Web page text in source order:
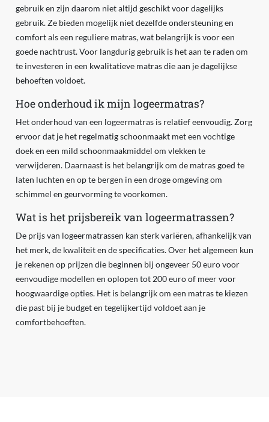
gebruik en zijn daarom niet altijd geschikt voor dagelijks
gebruik. Ze bieden mogelijk niet dezelfde ondersteuning en
comfort als een reguliere matras, wat belangrijk is voor een
goede nachtrust. Voor langdurig gebruik is het aan te raden om
te investeren in een kwalitatieve matras die aan je dagelijkse
behoeften voldoet.
Hoe onderhoud ik mijn logeermatras?
Het onderhoud van een logeermatras is relatief eenvoudig. Zorg
ervoor dat je het regelmatig schoonmaakt met een vochtige
doek en een mild schoonmaakmiddel om vlekken te
verwijderen. Daarnaast is het belangrijk om de matras goed te
laten luchten en op te bergen in een droge omgeving om
schimmel en geurvorming te voorkomen.
Wat is het prijsbereik van logeermatrassen?
De prijs van logeermatrassen kan sterk variëren, afhankelijk van
het merk, de kwaliteit en de specificaties. Over het algemeen kun
je rekenen op prijzen die beginnen bij ongeveer 50 euro voor
eenvoudige modellen en oplopen tot 200 euro of meer voor
hoogwaardige opties. Het is belangrijk om een matras te kiezen
die past bij je budget en tegelijkertijd voldoet aan je
comfortbehoeften.